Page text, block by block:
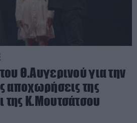
Θ.Αυγερινού για την
αποχωρήσεις της
της Κ.Μουτσάτσου